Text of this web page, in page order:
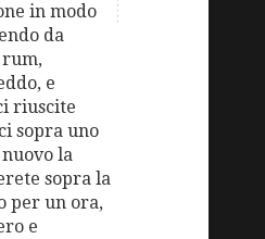
in modo
da
rum,
e
riuscite
sopra uno
la
sopra la
per un ora,
e